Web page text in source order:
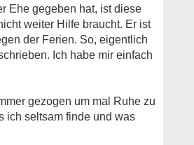
Ehe gegeben hat, ist diese
weiter Hilfe braucht. Er ist
der Ferien. So, eigentlich
Ich habe mir einfach
gezogen um mal Ruhe zu
ich seltsam finde und was